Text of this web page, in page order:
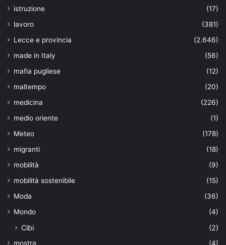
istruzione
(17)
lavoro
(381)
Lecce e provincia
(2.646)
made in Italy
(56)
mafia pugliese
(12)
maltempo
(20)
medicina
(226)
medio oriente
(1)
Meteo
(178)
migranti
(18)
mobilità
(9)
mobilità sostenibile
(15)
Moda
(36)
Mondo
(4)
Cibi (2)
mostra
(4)